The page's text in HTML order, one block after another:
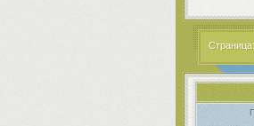
Страница: